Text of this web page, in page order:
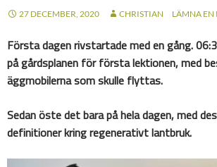
27 DECEMBER, 2020 CHRISTIAN LÄMNA
Första dagen rivstartade med en gång.
på gårdsplanen för första lektionen, med
äggmobilerna som skulle flyttas.
Sedan öste det bara på hela dagen, med
definitioner kring regenerativt lantbruk.